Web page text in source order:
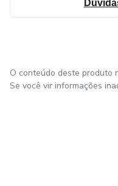
O conteúdo deste produto
Se você vir informações